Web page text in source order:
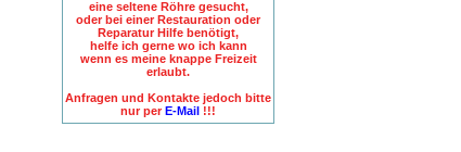
eine seltene Röhre gesucht,
oder bei einer Restauration oder
Reparatur Hilfe benötigt,
helfe ich gerne wo ich kann
wenn es meine knappe Freizeit
erlaubt.
Anfragen und Kontakte jedoch bitte
nur per E-Mail !!!